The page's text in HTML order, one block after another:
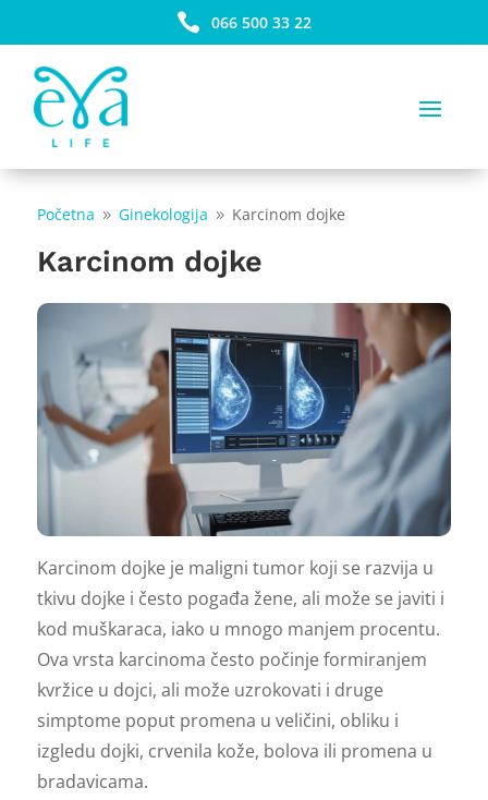
 066 500 33 22
Početna 9 Ginekologija 9 Karcinom dojke
Karcinom dojke
Karcinom dojke je maligni tumor koji se razvija u
tkivu dojke i često pogađa žene, ali može se javiti i
kod muškaraca, iako u mnogo manjem procentu.
Ova vrsta karcinoma često počinje formiranjem
kvržice u dojci, ali može uzrokovati i druge
simptome poput promena u veličini, obliku i
izgledu dojki, crvenila kože, bolova ili promena u
bradavicama.